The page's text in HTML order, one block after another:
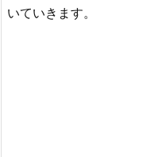
いていきます。